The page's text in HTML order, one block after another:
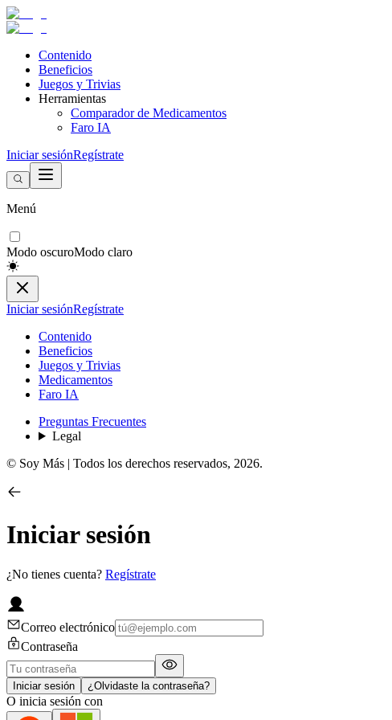
Contenido
Beneficios
Juegos y Trivias
Herramientas
Comparador de Medicamentos
Faro IA
Iniciar sesiónRegístrate
Menú
Modo oscuroModo claro
Iniciar sesiónRegístrate
Contenido
Beneficios
Juegos y Trivias
Medicamentos
Faro IA
Preguntas Frecuentes
Legal
© Soy Más | Todos los derechos reservados, 2026.
Iniciar sesión
¿No tienes cuenta? Regístrate
Correo electrónico
Contraseña
Iniciar sesión ¿Olvidaste la contraseña?
O inicia sesión con